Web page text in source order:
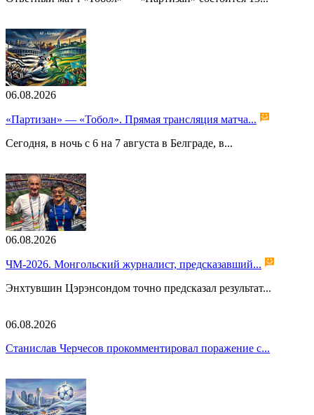
06.08.2026
«Партизан» — «Тобол». Прямая трансляция матча...
Сегодня, в ночь с 6 на 7 августа в Белграде, в...
06.08.2026
ЧМ-2026. Монгольский журналист, предсказавший...
Энхтувшин Цэрэнсондом точно предсказал результат...
06.08.2026
Станислав Черчесов прокомментировал поражение с...